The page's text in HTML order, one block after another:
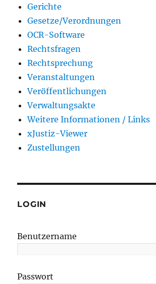
Gerichte
Gesetze/Verordnungen
OCR-Software
Rechtsfragen
Rechtsprechung
Veranstaltungen
Veröffentlichungen
Verwaltungsakte
Weitere Informationen / Links
xJustiz-Viewer
Zustellungen
LOGIN
Benutzername
Passwort